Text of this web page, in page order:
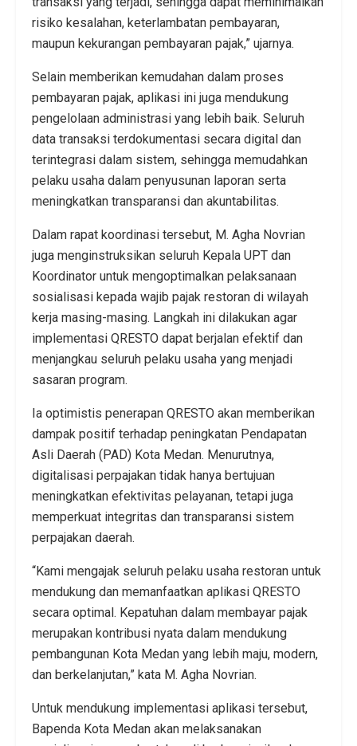
risiko kesalahan, keterlambatan pembayaran,
maupun kekurangan pembayaran pajak,” ujarnya.
Selain memberikan kemudahan dalam proses
pembayaran pajak, aplikasi ini juga mendukung
pengelolaan administrasi yang lebih baik. Seluruh
data transaksi terdokumentasi secara digital dan
terintegrasi dalam sistem, sehingga memudahkan
pelaku usaha dalam penyusunan laporan serta
meningkatkan transparansi dan akuntabilitas.
Dalam rapat koordinasi tersebut, M. Agha Novrian
juga menginstruksikan seluruh Kepala UPT dan
Koordinator untuk mengoptimalkan pelaksanaan
sosialisasi kepada wajib pajak restoran di wilayah
kerja masing-masing. Langkah ini dilakukan agar
implementasi QRESTO dapat berjalan efektif dan
menjangkau seluruh pelaku usaha yang menjadi
sasaran program.
Ia optimistis penerapan QRESTO akan memberikan
dampak positif terhadap peningkatan Pendapatan
Asli Daerah (PAD) Kota Medan. Menurutnya,
digitalisasi perpajakan tidak hanya bertujuan
meningkatkan efektivitas pelayanan, tetapi juga
memperkuat integritas dan transparansi sistem
perpajakan daerah.
“Kami mengajak seluruh pelaku usaha restoran untuk
mendukung dan memanfaatkan aplikasi QRESTO
secara optimal. Kepatuhan dalam membayar pajak
merupakan kontribusi nyata dalam mendukung
pembangunan Kota Medan yang lebih maju, modern,
dan berkelanjutan,” kata M. Agha Novrian.
Untuk mendukung implementasi aplikasi tersebut,
Bapenda Kota Medan akan melaksanakan